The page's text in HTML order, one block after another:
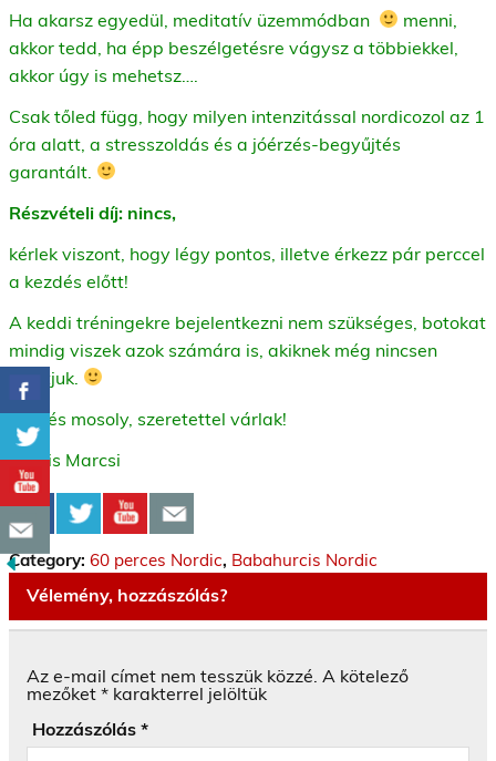
Ha akarsz egyedül, meditatív üzemmódban
menni,
akkor tedd, ha épp beszélgetésre vágysz a többiekkel,
akkor úgy is mehetsz….
Csak tőled függ, hogy milyen intenzitással nordicozol az 1
óra alatt, a stresszoldás és a jóérzés-begyűjtés
garantált.
Részvételi díj: nincs,
kérlek viszont, hogy légy pontos, illetve érkezz pár perccel
a kezdés előtt!
A keddi tréningekre bejelentkezni nem szükséges, botokat
mindig viszek azok számára is, akiknek még nincsen
sajátjuk.
Üdv és mosoly, szeretettel várlak!
Kocsis Marcsi
Category: 60 perces Nordic, Babahurcis Nordic
Vélemény, hozzászólás?
Az e-mail címet nem tesszük közzé. A kötelező
mezőket * karakterrel jelöltük
Hozzászólás *